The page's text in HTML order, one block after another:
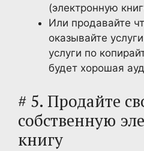
(электронную
Или продавайте
оказывайте
услуги по
будет хорошая
# 5. Продайте
собственную
книгу